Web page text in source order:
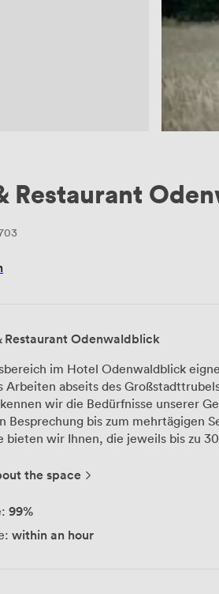
Restaurant
Restaurant Odenwaldblick
im Hotel Odenwaldblick
Arbeiten abseits des
wir die Bedürfnisse unserer
bis zum mehrtägigen Seminar.
bieten wir Ihnen, die jeweils bis zu
gehören zur
und ein eigenes Bad - praktisch,
the space
99%
within an hour